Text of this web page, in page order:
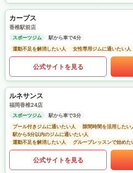
カーブス
香椎駅前店
スポーツジム
駅から車で4分
運動不足を解消したい人
女性専用ジムに通いたい人
公式サイトを見る
ルネサンス
福岡香椎24店
スポーツジム
駅から車で3分
プール付きジムに通いたい人
隙間時間を活用したい
駅から5分以内のジムに通いたい人
運動不足を解消したい人
グループレッスンで始めた
公式サイトを見る